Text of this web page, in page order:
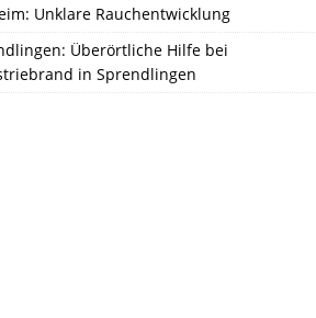
Unklare Rauchentwicklung
Überörtliche Hilfe bei
in Sprendlingen